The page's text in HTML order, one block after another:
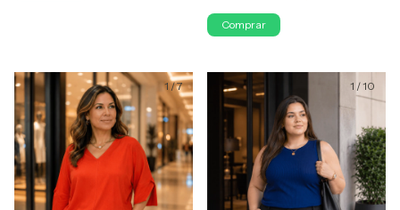
Comprar
1/7 1 /10